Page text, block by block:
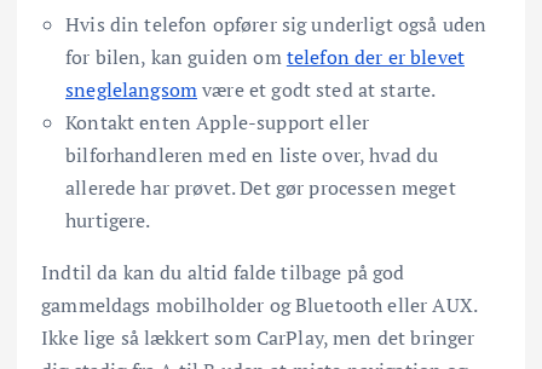
Hvis din telefon opfører sig underligt også uden
for bilen, kan guiden omtelefon der er blevet
sneglelangsomvære et godt sted at starte.
Kontakt enten Apple-support eller
bilforhandleren med en liste over, hvad du
allerede har prøvet. Det gør processen meget
hurtigere.
Indtil da kan du altid falde tilbage på god
gammeldags mobilholder og Bluetooth eller AUX.
Ikke lige så lækkert som CarPlay, men det bringer